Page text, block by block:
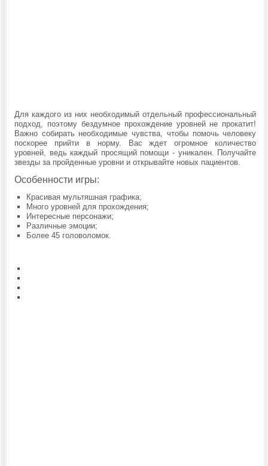
Для каждого из них необходимый отдельный профессиональный
подход, поэтому бездумное прохождение уровней не прокатит!
Важно собирать необходимые чувства, чтобы помочь человеку
поскорее прийти в норму. Вас ждет огромное количество
уровней, ведь каждый просящий помощи - уникален. Получайте
звезды за пройденные уровни и открывайте новых пациентов.
Особенности игры:
Красивая мультяшная графика;
Много уровней для прохождения;
Интересные персонажи;
Различные эмоции;
Более 45 головоломок.